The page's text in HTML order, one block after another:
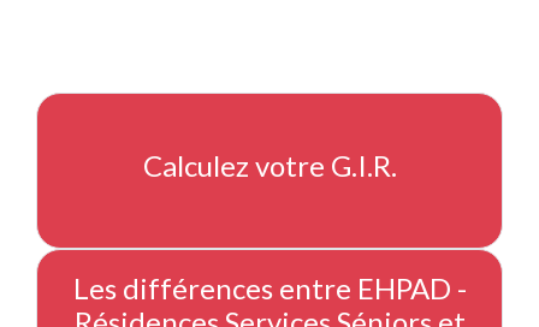
Calculez votre G.I.R.
Les différences entre EHPAD -